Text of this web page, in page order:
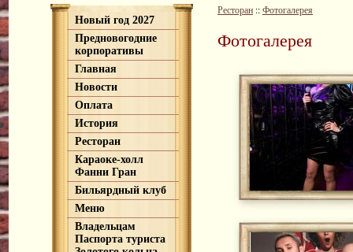
Новый год 2027
Предновогодние
корпоративы
Главная
Новости
Оплата
История
Ресторан
Караоке-холл
Фанни Гран
Бильярдный клуб
Меню
Владельцам
Паспорта туриста
Ресторан ::Фотогалерея
Фотогалерея